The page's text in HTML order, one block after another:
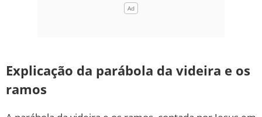
Explicação da parábola da videira e os
ramos